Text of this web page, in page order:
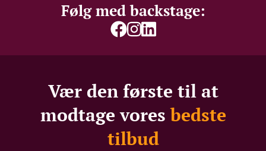
Følg med backstage:
Vær den første til at
modtage voresbedste
tilbud